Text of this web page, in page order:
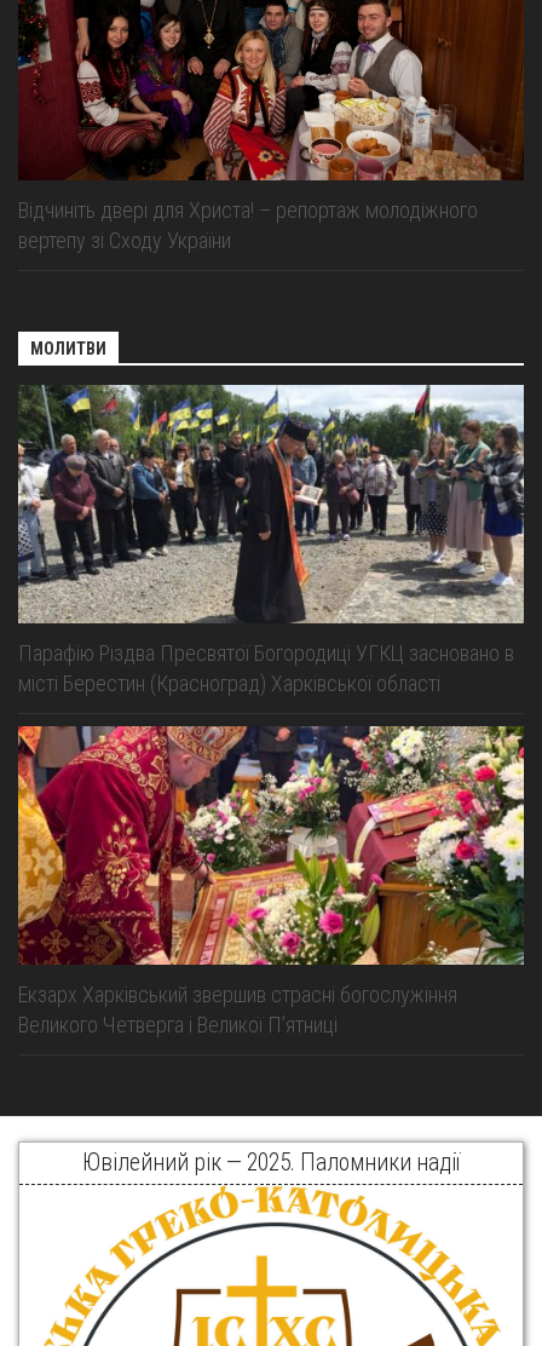
Відчиніть двері для Христа! – репортаж молодіжного
вертепу зі Сходу України
МОЛИТВИ
Парафію Різдва Пресвятої Богородиці УГКЦ засновано в
місті Берестин (Красноград) Харківської області
Екзарх Харківський звершив страсні богослужіння
Великого Четверга і Великої Пʼятниці
Ювілейний рік — 2025. Паломники надії